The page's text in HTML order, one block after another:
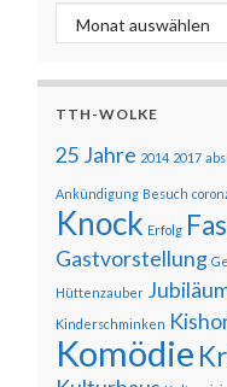
Archiv der Beiträge
TTH-WOLKE
25 Jahre 2014 2017
Ankündigung Besuch
Knock Erfolg
Gastvorstellung
Hüttenzauber
Kinderschminken
Komödie